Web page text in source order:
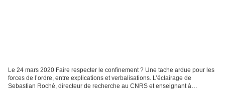
Le 24 mars 2020 Faire respecter le confinement ? Une tache ardue pour les
forces de l’ordre, entre explications et verbalisations. L’éclairage de
Sebastian Roché, directeur de recherche au CNRS et enseignant à